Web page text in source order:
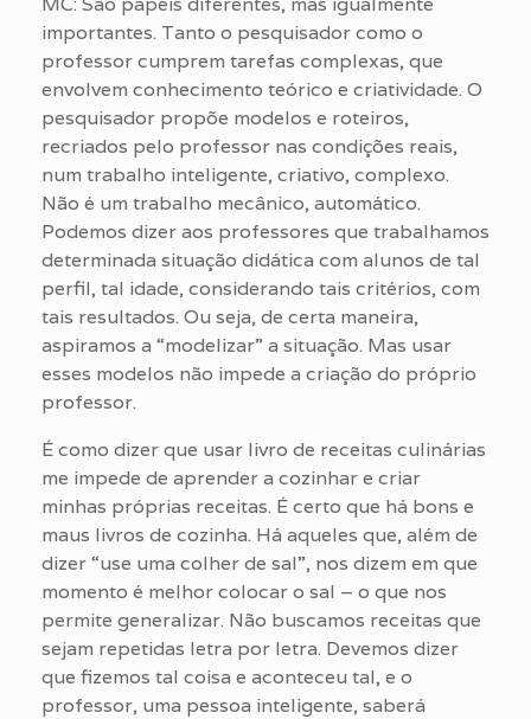
importantes. Tanto o pesquisador como o
professor cumprem tarefas complexas, que
envolvem conhecimento teórico e criatividade. O
pesquisador propõe modelos e roteiros,
recriados pelo professor nas condições reais,
num trabalho inteligente, criativo, complexo.
Não é um trabalho mecânico, automático.
Podemos dizer aos professores que trabalhamos
determinada situação didática com alunos de tal
perfil, tal idade, considerando tais critérios, com
tais resultados. Ou seja, de certa maneira,
aspiramos a “modelizar” a situação. Mas usar
esses modelos não impede a criação do próprio
professor.
É como dizer que usar livro de receitas culinárias
me impede de aprender a cozinhar e criar
minhas próprias receitas. É certo que há bons e
maus livros de cozinha. Há aqueles que, além de
dizer “use uma colher de sal”, nos dizem em que
momento é melhor colocar o sal – o que nos
permite generalizar. Não buscamos receitas que
sejam repetidas letra por letra. Devemos dizer
que fizemos tal coisa e aconteceu tal, e o
professor, uma pessoa inteligente, saberá